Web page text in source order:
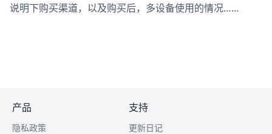
说明下购买渠道，以及购买后，多设备使用的情况……
产品
隐私政策
支持
更新日记